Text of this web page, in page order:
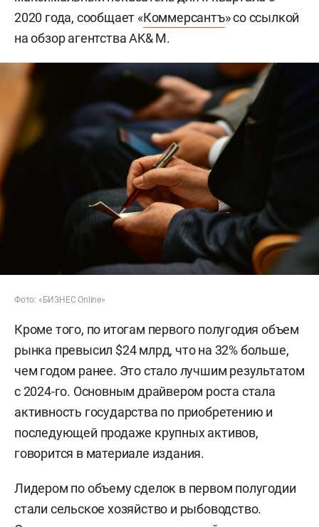
2020 года, сообщает «Коммерсантъ» со ссылкой
на обзор агентства AK& M.
Фото: «БИЗНЕС Online»
Кроме того, по итогам первого полугодия объем
рынка превысил $24 млрд, что на 32% больше,
чем годом ранее. Это стало лучшим результатом
с 2024-го. Основным драйвером роста стала
активность государства по приобретению и
последующей продаже крупных активов,
говорится в материале издания.
Лидером по объему сделок в первом полугодии
стали сельское хозяйство и рыбоводство.